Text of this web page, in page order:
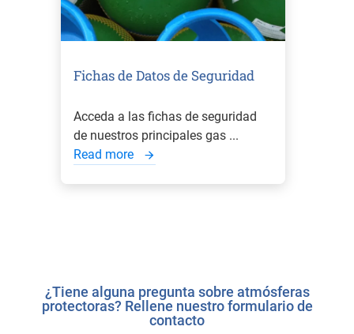
Fichas de Datos de Seguridad
Acceda a las fichas de seguridad
de nuestros principales gas ...
Read more
¿Tiene alguna pregunta sobre atmósferas
protectoras? Rellene nuestro formulario de
contacto